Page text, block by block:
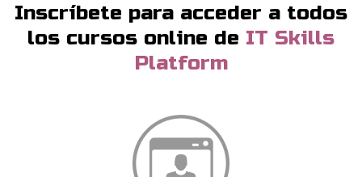
Inscríbete para acceder a todos
los cursos online de IT Skills
Platform